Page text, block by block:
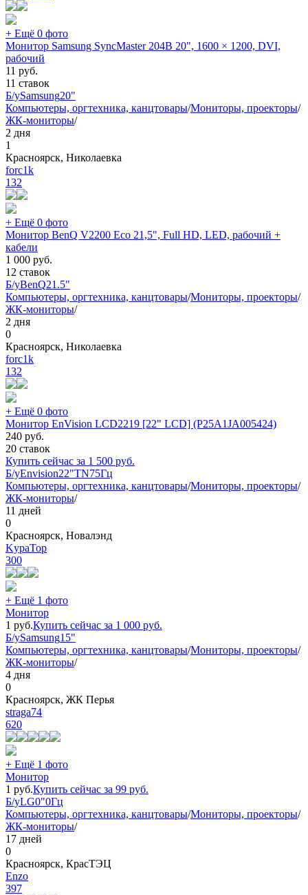
+ Ещё 0 фото
Монитор Samsung SyncMaster 204B 20", 1600 × 1200, DVI,
рабочий
11 руб.
11 ставок
Б/уSamsung20"
Компьютеры, оргтехника, канцтовары/Мониторы, проекторы/
ЖК-мониторы/
2 дня
1
Красноярск, Николаевка
forc1k
132
+ Ещё 0 фото
Монитор BenQ V2200 Eco 21,5", Full HD, LED, рабочий +
кабели
1 000 руб.
12 ставок
Б/уBenQ21.5"
Компьютеры, оргтехника, канцтовары/Мониторы, проекторы/
ЖК-мониторы/
2 дня
0
Красноярск, Николаевка
forc1k
132
+ Ещё 0 фото
Монитор EnVision LCD2219 [22" LCD] (P25A1JA005424)
240 руб.
20 ставок
Купить сейчас за 1 500 руб.
Б/уEnvision22"TN75Гц
Компьютеры, оргтехника, канцтовары/Мониторы, проекторы/
ЖК-мониторы/
11 дней
0
Красноярск, Новалэнд
KypaTop
300
+ Ещё 1 фото
Монитор
1 руб.Купить сейчас за 1 000 руб.
Б/уSamsung15"
Компьютеры, оргтехника, канцтовары/Мониторы, проекторы/
ЖК-мониторы/
4 дня
0
Красноярск, ЖК Перья
straga74
620
+ Ещё 1 фото
Монитор
1 руб.Купить сейчас за 99 руб.
Б/уLG0"0Гц
Компьютеры, оргтехника, канцтовары/Мониторы, проекторы/
ЖК-мониторы/
17 дней
0
Красноярск, КрасТЭЦ
Еnzo
397